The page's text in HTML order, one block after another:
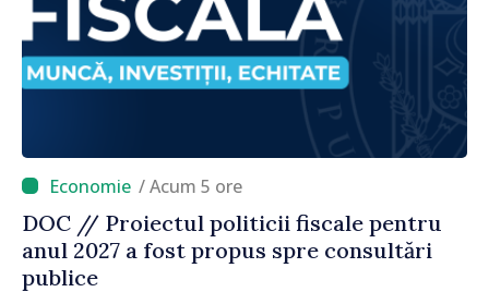
/ Acum 5 ore
DOC // Proiectul politicii fiscale pentru
anul 2027 a fost propus spre consultări
publice